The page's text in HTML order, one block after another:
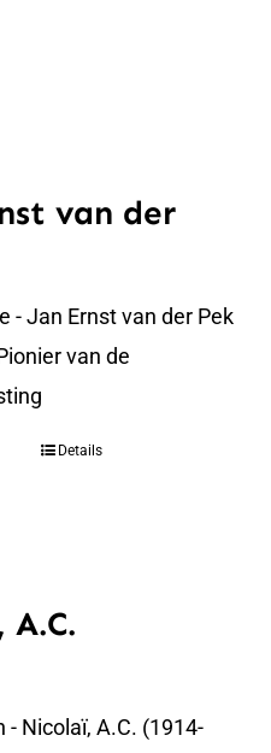
van der
- Jan Ernst van der Pek
van de
Details
- Nicolaï, A.C. (1914-